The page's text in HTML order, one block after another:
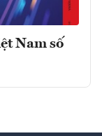
Nam số